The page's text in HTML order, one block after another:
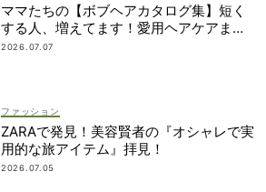
ママたちの【ボブヘアカタログ集】短く
する人、増えてます！愛用ヘアケアまで
全部見せ
2026.07.07
ファッション
ZARAで発見！美容賢者の『オシャレで実
用的な旅アイテム』拝見！
2026.07.05